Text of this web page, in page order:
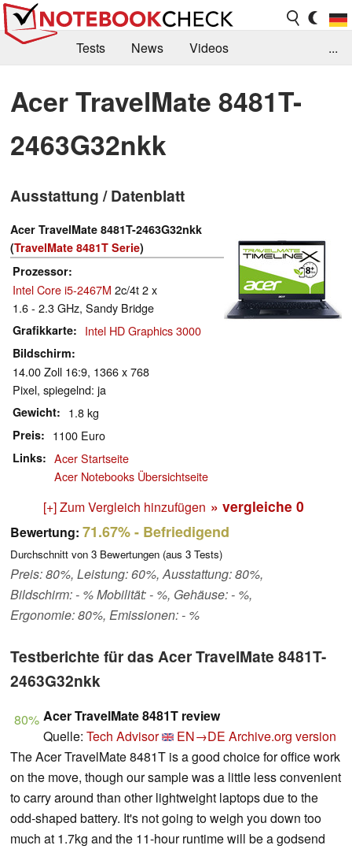
Tests News
Videos
Kaufberatung
Deals Suche
Jobs
Forum
...
Acer TravelMate 8481T-
2463G32nkk
Ausstattung / Datenblatt
Acer TravelMate 8481T-2463G32nkk
(TravelMate 8481T Serie)
Prozessor
Intel Core i5-2467M 2c/4t 2 x
1.6 - 2.3 GHz, Sandy Bridge
Grafikkarte Intel HD Graphics 3000
Bildschirm
14.00 Zoll 16:9, 1366 x 768
Pixel, spiegelnd: ja
Gewicht 1.8 kg
Preis 1100 Euro
Links
Acer Startseite
Acer Notebooks Übersichtseite
[+] Zum Vergleich hinzufügen » vergleiche 0
Bewertung: 71.67%- Befriedigend
Durchschnitt von 3 Bewertungen (aus 3 Tests)
Preis: 80%, Leistung: 60%, Ausstattung: 80%,
Bildschirm: - % Mobilität: - %, Gehäuse: - %,
Ergonomie: 80%, Emissionen: - %
Testberichte für das Acer TravelMate 8481T-
2463G32nkk
80% Acer TravelMate 8481T review
Quelle: Tech Advisor EN→DE Archive.org version
The Acer TravelMate 8481T is a good choice for office work
on the move, though our sample was a little less convenient
to carry around than other lightweight laptops due to the
odd-shaped battery. It's not going to weigh you down too
much at 1.7kg and the 11-hour runtime will be a godsend